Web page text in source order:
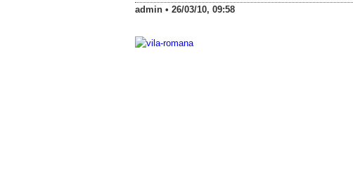
admin • 26/03/10, 09:58